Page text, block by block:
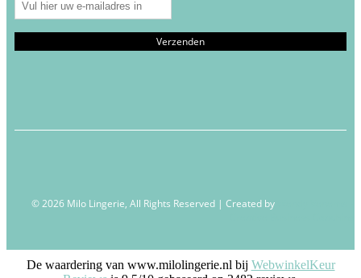
© 2026 Milo Lingerie, All Rights Reserved | Created by
De waardering van www.milolingerie.nl bij WebwinkelKeur